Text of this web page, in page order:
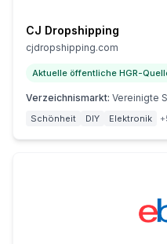
CJ Dropshipping
cjdropshipping.com
Aktuelle öffentliche HGR-
Verzeichnismarkt: Vereinigte
Schönheit DIY Elektronik